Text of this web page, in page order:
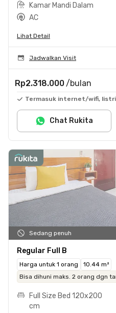
Kamar Mandi Dalam
AC
Lihat Detail
Jadwalkan Visit
Rp2.318.000 /bulan
Termasuk internet/wifi,
Chat Rukita
Sedang penuh
Regular Full B
Harga untuk 1 orang
10.44 m²
Bisa dihuni maks. 2 orang dgn
Full Size Bed 120x200
cm